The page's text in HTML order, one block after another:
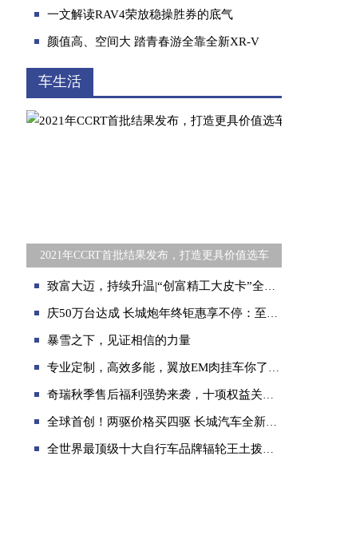
一文解读RAV4荣放稳操胜券的底气
颜值高、空间大 踏青春游全靠全新XR-V
车生活
2021年CCRT首批结果发布，打造更具价值选车
致富大迈，持续升温|“创富精工大皮卡”全新瑞迈福州上市
庆50万台达成 长城炮年终钜惠享不停：至高享10000元限时优惠
暴雪之下，见证相信的力量
专业定制，高效多能，翼放EM肉挂车你了解多少？
奇瑞秋季售后福利强势来袭，十项权益关爱用户出行安全
全球首创！两驱价格买四驱 长城汽车全新智能四驱电混技术Hi4正式发布
全世界最顶级十大自行车品牌辐轮王土拨鼠梅花和闪电崔克哪个好